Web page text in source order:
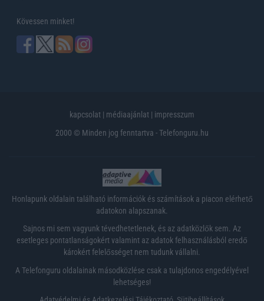
Kövessen minket!
kapcsolat | médiaajánlat | impresszum
2000 © Minden jog fenntartva - Telefonguru.hu
Honlapunk oldalain található információk és számítások a piacon elérhető
adatokon alapszanak.
Sajnos mi sem vagyunk tévedhetetlenek, és az adatközlők sem. Az
esetleges pontatlanságokért valamint az adatok felhasználásból eredő
károkért felelősséget nem tudunk vállalni.
A Telefonguru oldalainak másodközlése csak a tulajdonos engedélyével
lehetséges!